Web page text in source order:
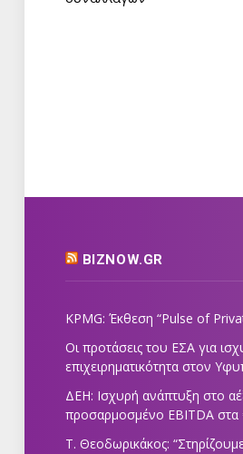
BIZNOW.GR
KPMG: Έκθεση “Pulse of
Οι προτάσεις του ΕΣΑ για
επιχειρηματικότητα στον
ΔΕΗ: Ισχυρή ανάπτυξη στο
προσαρμοσμένο EBITDA στα
Τ. Θεοδωρικάκος: